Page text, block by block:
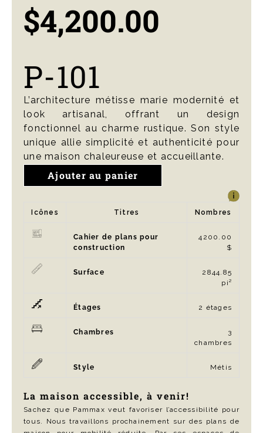
$4,200.00
P-101
L’architecture métisse marie modernité et
look artisanal, offrant un design
fonctionnel au charme rustique. Son style
unique allie simplicité et authenticité pour
une maison chaleureuse et accueillante.
Ajouter au panier
Icônes Titres Nombres
Cahier de plans pour
construction
4200.00
$
Surface
2844.85
pi²
Étages 2 étages
Chambres
3
chambres
Style Métis
La maison accessible, à venir!
Sachez que Pammax veut favoriser l’accessibilité pour
tous. Nous travaillons prochainement sur des plans de